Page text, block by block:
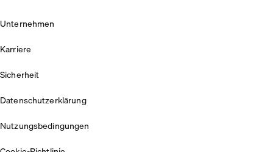
Unternehmen
Karriere
Sicherheit
Datenschutzerklärung
Nutzungsbedingungen